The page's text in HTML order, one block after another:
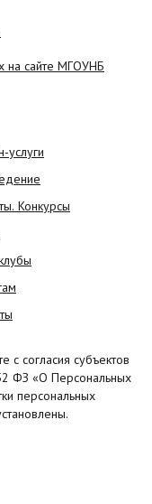
на сайте МГОУНБ
услуги
Конкурсы
согласия субъектов
ФЗ «О Персональных
персональных